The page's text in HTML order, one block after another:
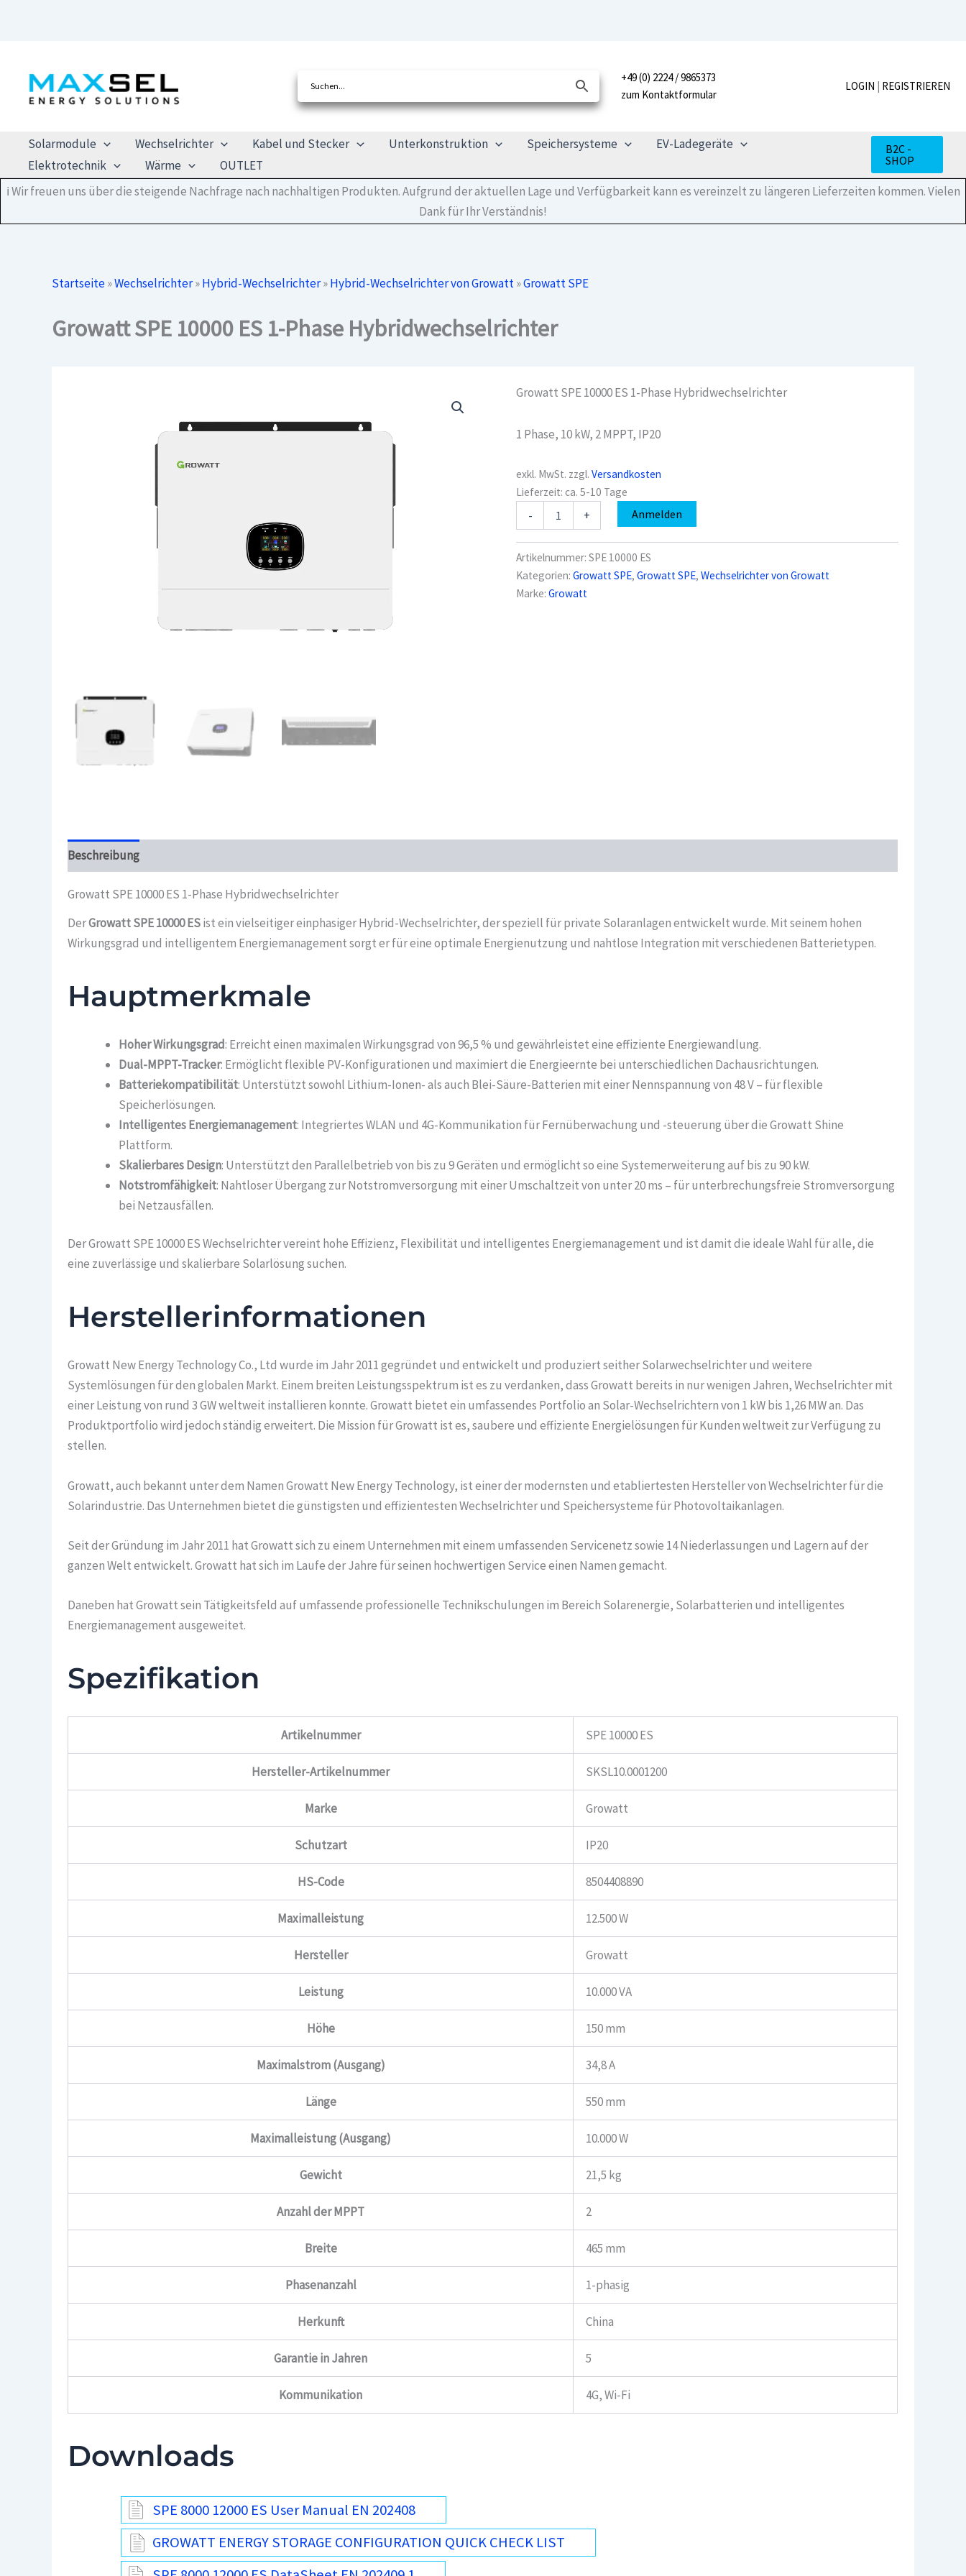
Inhalt
springen
+49 (0) 2224 / 9865373
zum Kontaktformular
LOGIN | REGISTRIEREN
Solarmodule Wechselrichter Kabel und Stecker Unterkonstruktion Speichersysteme
EV-Ladegeräte
Elektrotechnik
Wärme OUTLET
B2C -
SHOP
ℹ️ Wir freuen uns über die steigende Nachfrage nach nachhaltigen Produkten. Aufgrund der aktuellen Lage und Verfügbarkeit kann es vereinzelt zu längeren Lieferzeiten kommen. Vielen
Dank für Ihr Verständnis!
Startseite»Wechselrichter»Hybrid-Wechselrichter»Hybrid-Wechselrichter von Growatt»Growatt SPE
Growatt SPE 10000 ES 1-Phase Hybridwechselrichter
Growatt SPE 10000 ES 1-Phase Hybridwechselrichter
1 Phase, 10 kW, 2 MPPT, IP20
exkl. MwSt. zzgl.Versandkosten
Lieferzeit:ca. 5-10 Tage
-
ES
1-
Phase
Hybridwechselrichter
+ Anmelden
Artikelnummer:SPE 10000 ES
Kategorien:Growatt SPE,Growatt SPE,Wechselrichter von Growatt
Marke:Growatt
Beschreibung
Growatt SPE 10000 ES 1-Phase Hybridwechselrichter
DerGrowatt SPE 10000 ESist ein vielseitiger einphasiger Hybrid-Wechselrichter, der speziell für private Solaranlagen entwickelt wurde. Mit seinem hohen
Wirkungsgrad und intelligentem Energiemanagement sorgt er für eine optimale Energienutzung und nahtlose Integration mit verschiedenen Batterietypen.
Hauptmerkmale
Hoher Wirkungsgrad: Erreicht einen maximalen Wirkungsgrad von 96,5 % und gewährleistet eine effiziente Energiewandlung.
Dual-MPPT-Tracker: Ermöglicht flexible PV-Konfigurationen und maximiert die Energieernte bei unterschiedlichen Dachausrichtungen.
Batteriekompatibilität: Unterstützt sowohl Lithium-Ionen- als auch Blei-Säure-Batterien mit einer Nennspannung von 48 V – für flexible
Speicherlösungen.
Intelligentes Energiemanagement: Integriertes WLAN und 4G-Kommunikation für Fernüberwachung und -steuerung über die Growatt Shine
Plattform.
Skalierbares Design: Unterstützt den Parallelbetrieb von bis zu 9 Geräten und ermöglicht so eine Systemerweiterung auf bis zu 90 kW.
Notstromfähigkeit: Nahtloser Übergang zur Notstromversorgung mit einer Umschaltzeit von unter 20 ms – für unterbrechungsfreie Stromversorgung
bei Netzausfällen.
Der Growatt SPE 10000 ES Wechselrichter vereint hohe Effizienz, Flexibilität und intelligentes Energiemanagement und ist damit die ideale Wahl für alle, die
eine zuverlässige und skalierbare Solarlösung suchen.
Herstellerinformationen
Growatt New Energy Technology Co., Ltd wurde im Jahr 2011 gegründet und entwickelt und produziert seither Solarwechselrichter und weitere
Systemlösungen für den globalen Markt. Einem breiten Leistungsspektrum ist es zu verdanken, dass Growatt bereits in nur wenigen Jahren, Wechselrichter mit
einer Leistung von rund 3 GW weltweit installieren konnte. Growatt bietet ein umfassendes Portfolio an Solar-Wechselrichtern von 1 kW bis 1,26 MW an. Das
Produktportfolio wird jedoch ständig erweitert. Die Mission für Growatt ist es, saubere und effiziente Energielösungen für Kunden weltweit zur Verfügung zu
stellen.
Growatt, auch bekannt unter dem Namen Growatt New Energy Technology, ist einer der modernsten und etabliertesten Hersteller von Wechselrichter für die
Solarindustrie. Das Unternehmen bietet die günstigsten und effizientesten Wechselrichter und Speichersysteme für Photovoltaikanlagen.
Seit der Gründung im Jahr 2011 hat Growatt sich zu einem Unternehmen mit einem umfassenden Servicenetz sowie 14 Niederlassungen und Lagern auf der
ganzen Welt entwickelt. Growatt hat sich im Laufe der Jahre für seinen hochwertigen Service einen Namen gemacht.
Daneben hat Growatt sein Tätigkeitsfeld auf umfassende professionelle Technikschulungen im Bereich Solarenergie, Solarbatterien und intelligentes
Energiemanagement ausgeweitet.
Spezifikation
Artikelnummer SPE 10000 ES
Hersteller-Artikelnummer SKSL10.0001200
Marke Growatt
Schutzart IP20
HS-Code 8504408890
Maximalleistung 12.500 W
Hersteller Growatt
Leistung 10.000 VA
Höhe 150 mm
Maximalstrom (Ausgang) 34,8 A
Länge 550 mm
Maximalleistung (Ausgang) 10.000 W
Gewicht 21,5 kg
Anzahl der MPPT 2
Breite 465 mm
Phasenanzahl 1-phasig
Herkunft China
Garantie in Jahren 5
Kommunikation 4G, Wi-Fi
Downloads
SPE 8000 12000 ES User Manual EN 202408
GROWATT ENERGY STORAGE CONFIGURATION QUICK CHECK LIST